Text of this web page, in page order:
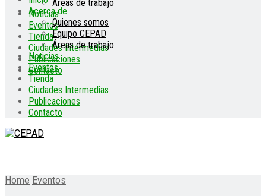
Áreas de trabajo
Noticias
Eventos
Tienda
Ciudades Intermedias
Publicaciones
Contacto
Acerca de
Quienes somos
Equipo CEPAD
Áreas de trabajo
Noticias
Eventos
Tienda
Ciudades Intermedias
Publicaciones
Contacto
Home Eventos